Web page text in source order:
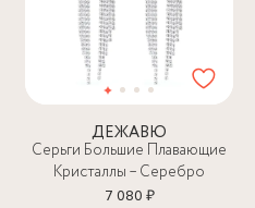
ДЕЖАВЮ
Серьги Большие Плавающие
Кристаллы – Серебро
7 080 ₽